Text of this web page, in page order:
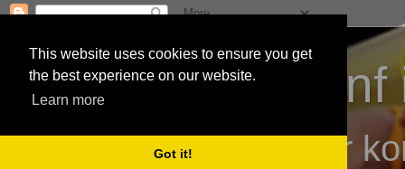
This website uses cookies to ensure you get
the best experience on our website.
Learn more
Got it!
3athlon - #dnf
Kai Baumgartner